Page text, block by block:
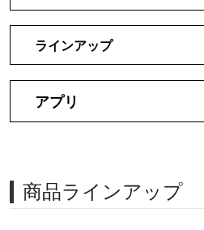
ラインアップ
アプリ
商品ラインアップ